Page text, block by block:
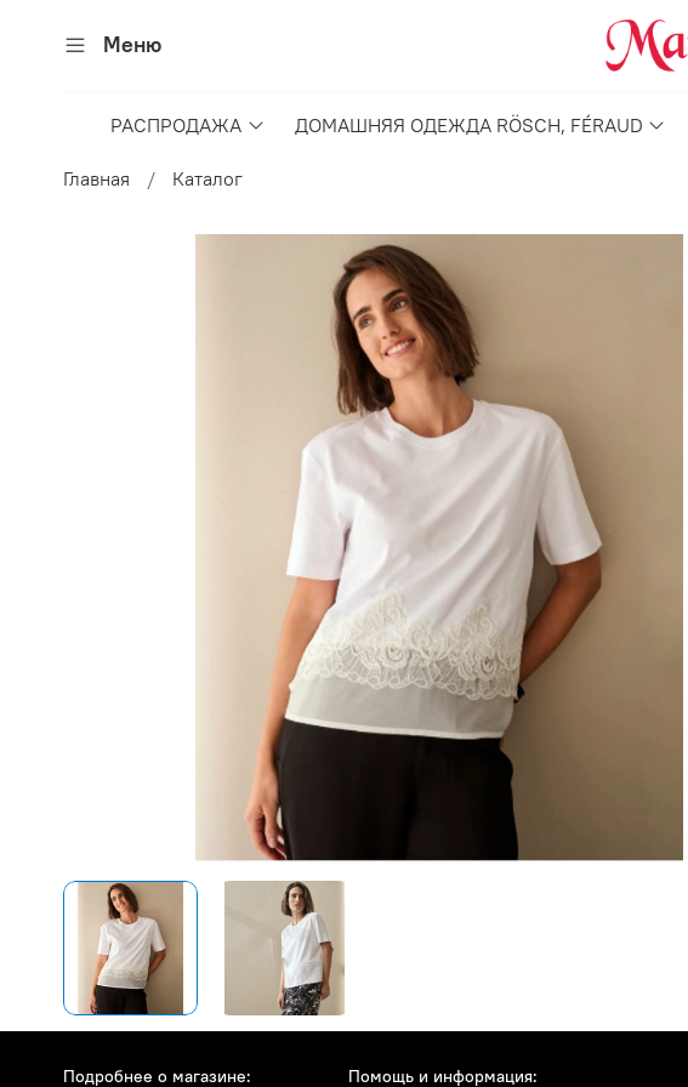
Меню
РАСПРОДАЖА ДОМАШНЯЯ ОДЕЖДА RÖSCH, FÉRAUD
Главная Каталог
Подробнее о магазине: Помощь и информация: